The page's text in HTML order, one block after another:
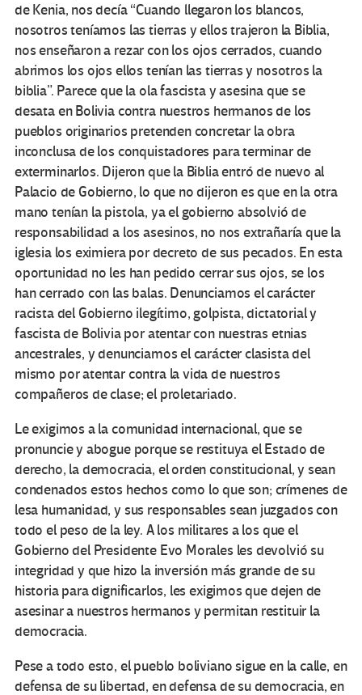
de Kenia, nos decía “Cuando llegaron los blancos,
nosotros teníamos las tierras y ellos trajeron la Biblia,
nos enseñaron a rezar con los ojos cerrados, cuando
abrimos los ojos ellos tenían las tierras y nosotros la
biblia”. Parece que la ola fascista y asesina que se
desata en Bolivia contra nuestros hermanos de los
pueblos originarios pretenden concretar la obra
inconclusa de los conquistadores para terminar de
exterminarlos. Dijeron que la Biblia entró de nuevo al
Palacio de Gobierno, lo que no dijeron es que en la otra
mano tenían la pistola, ya el gobierno absolvió de
responsabilidad a los asesinos, no nos extrañaría que la
iglesia los eximiera por decreto de sus pecados. En esta
oportunidad no les han pedido cerrar sus ojos, se los
han cerrado con las balas. Denunciamos el carácter
racista del Gobierno ilegítimo, golpista, dictatorial y
fascista de Bolivia por atentar con nuestras etnias
ancestrales, y denunciamos el carácter clasista del
mismo por atentar contra la vida de nuestros
compañeros de clase; el proletariado.
Le exigimos a la comunidad internacional, que se
pronuncie y abogue porque se restituya el Estado de
derecho, la democracia, el orden constitucional, y sean
condenados estos hechos como lo que son; crímenes de
lesa humanidad, y sus responsables sean juzgados con
todo el peso de la ley. A los militares a los que el
Gobierno del Presidente Evo Morales les devolvió su
integridad y que hizo la inversión más grande de su
historia para dignificarlos, les exigimos que dejen de
asesinar a nuestros hermanos y permitan restituir la
democracia.
Pese a todo esto, el pueblo boliviano sigue en la calle, en
defensa de su libertad, en defensa de su democracia, en